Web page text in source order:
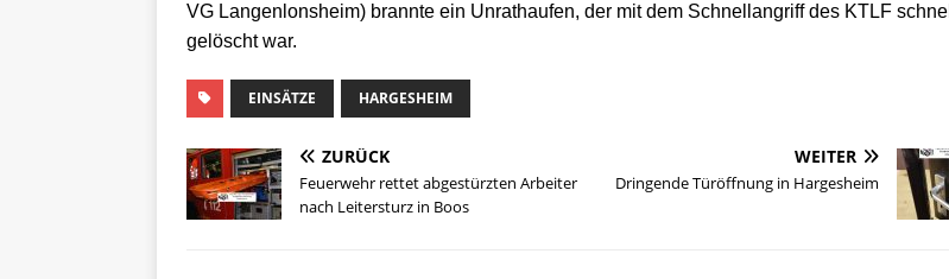
VG Langenlonsheim) brannte ein Unrathaufen, der mit dem Schnellangriff des KTLF schnell
gelöscht war.
EINSÄTZE HARGESHEIM
ZURÜCK
Feuerwehr rettet abgestürzten Arbeiter
nach Leitersturz in Boos
WEITER
Dringende Türöffnung in Hargesheim